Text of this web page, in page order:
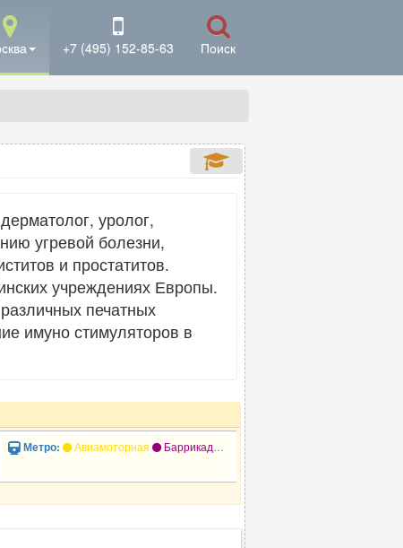
+7 (495) 152-85-63 Поиск
уролог,
угревой болезни,
и простатитов.
учреждениях Европы.
печатных
имуно стимуляторов в
Метро: Авиамоторная Баррикадная Бауманская